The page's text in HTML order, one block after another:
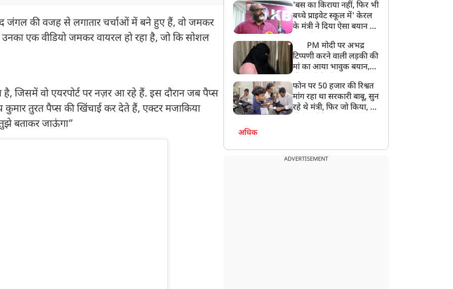
जंगल की वजह से लगातार चर्चाओं में बने हुए हैं, वो जमकर
एक वीडियो जमकर वायरल हो रहा है, जो कि सोशल
जिसमें वो एयरपोर्ट पर नज़र आ रहे हैं. इस दौरान जब पैप्स
तुरत पैप्स की खिंचाई कर देते हैं, एक्टर मजाकिया
बताकर जाऊंगा”
अनमोल कुछ नहीं
'बस का किराया नहीं, फिर भी
बच्चे प्राइवेट स्कूल में' केरल
के मंत्री ने दिया ऐसा बयान की
PM मोदी पर अभद्र
टिप्पणी करने वाली लड़की की
मां का आया भावुक बयान,
बेटी को गोद लें प्रधानमंत्री
फोन पर 50 हजार की रिश्वत
मांग रहा था सरकारी बाबू, सुन
रहे थे मंत्री, फिर जो किया, वो
अधिक
ADVERTISEMENT